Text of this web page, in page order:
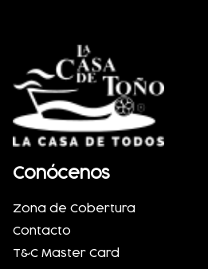
Conócenos
Zona de Cobertura
Contacto
T&C Master Card